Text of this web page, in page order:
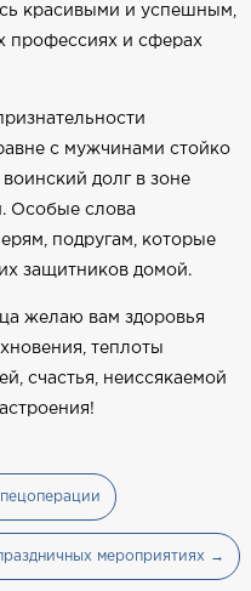
красивыми и успешным,
профессиях и сферах
с мужчинами стойко
долг в зоне
Особые слова
подругам, которые
защитников домой.
желаю вам здоровья
теплоты
счастья, неиссякаемой
мероприятиях →